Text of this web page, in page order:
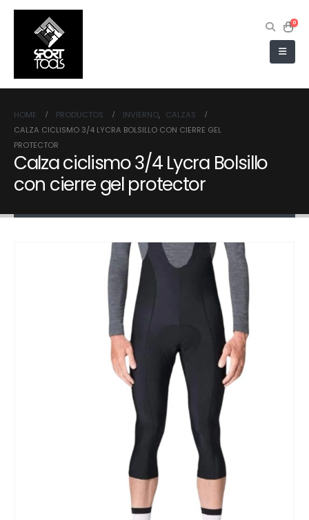
0
HOME PRODUCTOS INVIERNO, CALZAS
CALZA CICLISMO 3/4 LYCRA BOLSILLO CON CIERRE GEL
PROTECTOR
Calza ciclismo 3/4 Lycra Bolsillo
con cierre gel protector